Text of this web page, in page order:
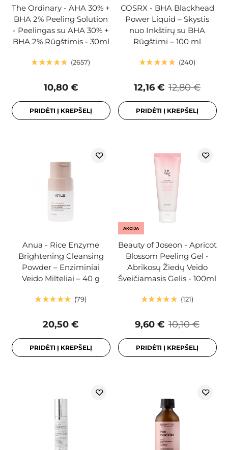
The Ordinary - AHA 30% +
BHA 2% Peeling Solution
- Peelingas su AHA 30% +
BHA 2% Rūgštimis - 30ml
2657
10,80 €
PRIDĖTI Į KREPŠELĮ
COSRX - BHA Blackhead
Power Liquid – Skystis
nuo Inkštirų su BHA
Rūgštimi – 100 ml
240
12,80 €
12,16 €
PRIDĖTI Į KREPŠELĮ
Anua - Rice Enzyme
Brightening Cleansing
Powder – Enziminiai
Veido Milteliai – 40 g
79
20,50 €
PRIDĖTI Į KREPŠELĮ
AKCIJA
Beauty of Joseon - Apricot
Blossom Peeling Gel -
Abrikosų Žiedų Veido
Šveičiamasis Gelis - 100ml
121
10,10 €
9,60 €
PRIDĖTI Į KREPŠELĮ